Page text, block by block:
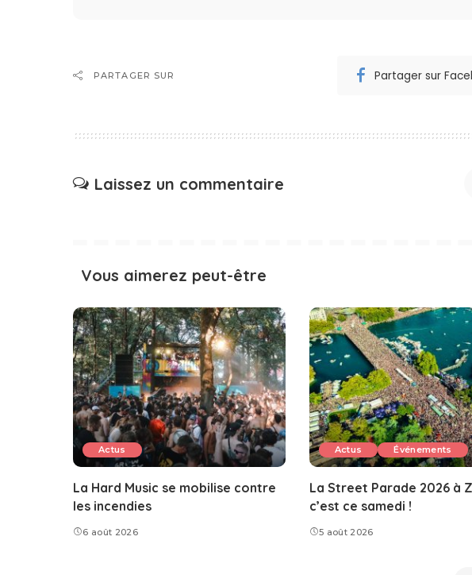
PARTAGER SUR Partager sur
Laissez un commentaire
Vous aimerez peut-être
Actus
La Hard Music se mobilise contre
les incendies
6 août 2026
Actus Événements
La Street Parade 2026 à
c’est ce samedi !
5 août 2026